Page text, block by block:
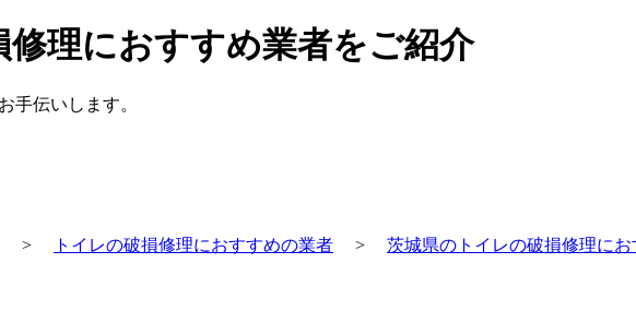
理におすすめ業者をご紹介
手伝いします。
> トイレの破損修理におすすめの業者 > 茨城県のトイレの破損修理に